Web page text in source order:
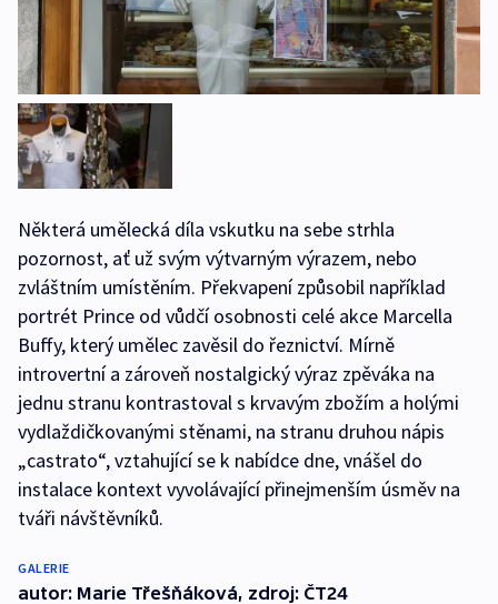
Některá umělecká díla vskutku na sebe strhla
pozornost, ať už svým výtvarným výrazem, nebo
zvláštním umístěním. Překvapení způsobil například
portrét Prince od vůdčí osobnosti celé akce Marcella
Buffy, který umělec zavěsil do řeznictví. Mírně
introvertní a zároveň nostalgický výraz zpěváka na
jednu stranu kontrastoval s krvavým zbožím a holými
vydlaždičkovanými stěnami, na stranu druhou nápis
„castrato“, vztahující se k nabídce dne, vnášel do
instalace kontext vyvolávající přinejmenším úsměv na
tváři návštěvníků.
GALERIE
autor: Marie Třešňáková, zdroj: ČT24